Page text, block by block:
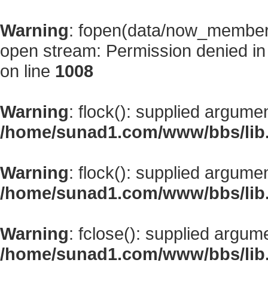
Warning: fopen(data/
open stream: Permission denied
on line 1008
Warning: flock(): supplied
/home/sunad1.com/www/bbs/
Warning: flock(): supplied
/home/sunad1.com/www/bbs/
Warning: fclose(): supplied
/home/sunad1.com/www/bbs/